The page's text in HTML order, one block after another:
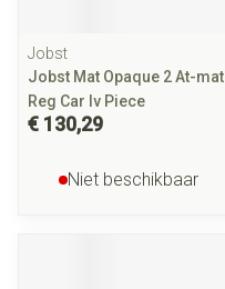
Jobst
Jobst Mat Opaque 2 At-mat
Reg Car Iv Piece
€ 130,29
Niet beschikbaar